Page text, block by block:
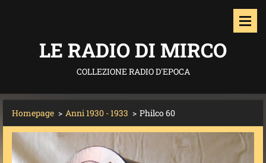
LE RADIO DI MIRCO
COLLEZIONE RADIO D'EPOCA
Homepage > Anni 1930 - 1933 > Philco 60